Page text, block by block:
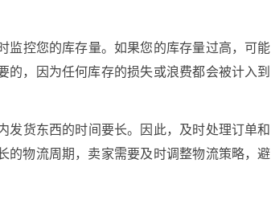
监控您的库存量。如果您的库存量过高，可能
，因为任何库存的损失或浪费都会被计入到
发货东西的时间要长。因此，及时处理订单和
的物流周期，卖家需要及时调整物流策略，避